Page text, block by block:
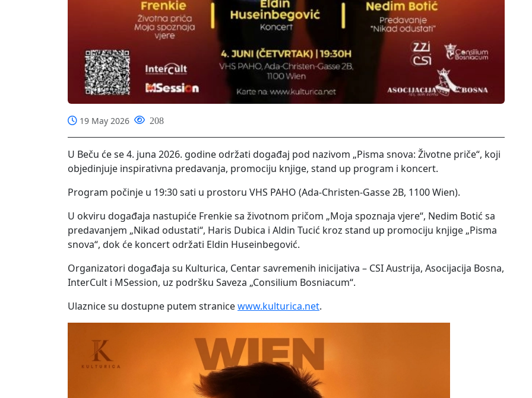
19 May 2026 208
U Beču će se 4. juna 2026. godine održati događaj pod nazivom „Pisma snova: Životne priče“, koji
objedinjuje inspirativna predavanja, promociju knjige, stand up program i koncert.
Program počinje u 19:30 sati u prostoru VHS PAHO (Ada-Christen-Gasse 2B, 1100 Wien).
U okviru događaja nastupiće Frenkie sa životnom pričom „Moja spoznaja vjere“, Nedim Botić sa
predavanjem „Nikad odustati“, Haris Dubica i Aldin Tucić kroz stand up promociju knjige „Pisma
snova“, dok će koncert održati Eldin Huseinbegović.
Organizatori događaja su Kulturica, Centar savremenih inicijativa – CSI Austrija, Asocijacija Bosna,
InterCult i MSession, uz podršku Saveza „Consilium Bosniacum“.
Ulaznice su dostupne putem stranicewww.kulturica.net.